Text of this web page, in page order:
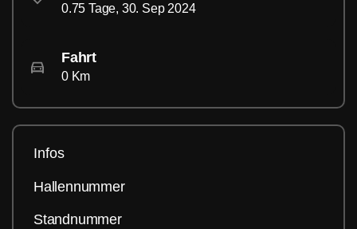
0.75 Tage, 30. Sep 2024
Fahrt
0 Km
Infos
Hallennummer
Standnummer